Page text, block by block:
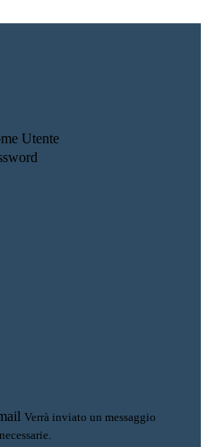
Utente
Verrà inviato un messaggio